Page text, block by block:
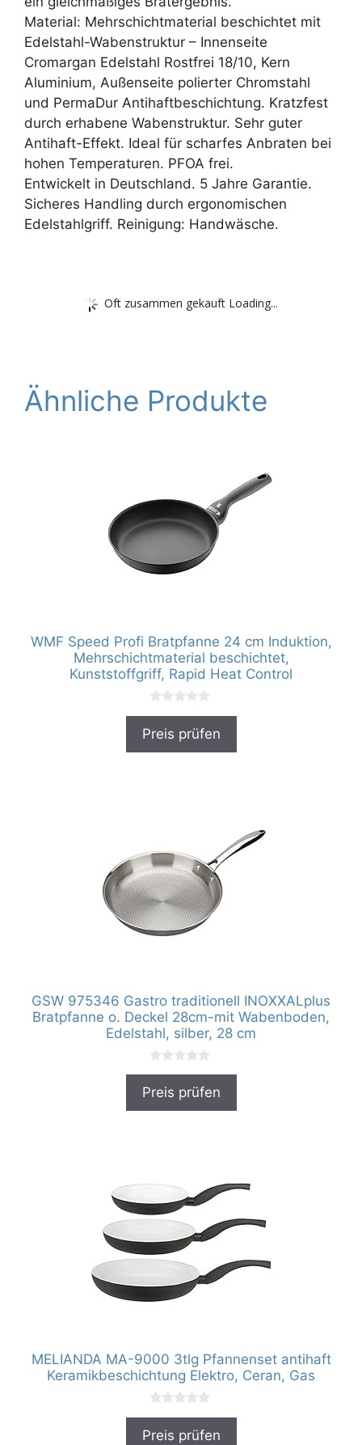
Material: Mehrschichtmaterial beschichtet mit
Edelstahl-Wabenstruktur – Innenseite
Cromargan Edelstahl Rostfrei 18/10, Kern
Aluminium, Außenseite polierter Chromstahl
und PermaDur Antihaftbeschichtung. Kratzfest
durch erhabene Wabenstruktur. Sehr guter
Antihaft-Effekt. Ideal für scharfes Anbraten bei
hohen Temperaturen. PFOA frei.
Entwickelt in Deutschland. 5 Jahre Garantie.
Sicheres Handling durch ergonomischen
Edelstahlgriff. Reinigung: Handwäsche.
Oft zusammen gekauft Loading...
Ähnliche Produkte
WMF Speed Profi Bratpfanne 24 cm Induktion,
Mehrschichtmaterial beschichtet,
Kunststoffgriff, Rapid Heat Control
o
Preis prüfen
GSW 975346 Gastro traditionell INOXXALplus
Bratpfanne o. Deckel 28cm-mit Wabenboden,
Edelstahl, silber, 28 cm
0
o
Preis prüfen
MELIANDA MA-9000 3tlg Pfannenset antihaft
Keramikbeschichtung Elektro, Ceran, Gas
0
o
Preis prüfen